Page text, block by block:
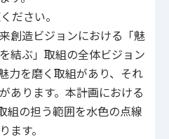
ださい。
創造ビジョンにおける「魅
結ぶ」取組の全体ビジョン
力を磨く取組があり、それ
あります。本計画における
組の担う範囲を水色の点線
ます。